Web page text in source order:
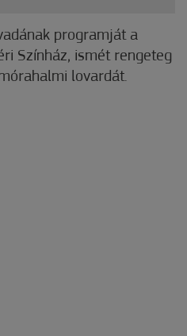
programját a
Színház, ismét rengeteg
lovardát.